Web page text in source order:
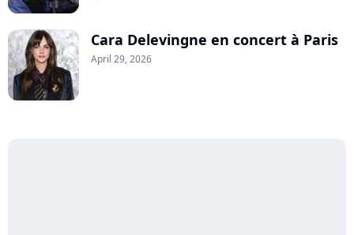
Cara Delevingne en concert à Paris
April 29, 2026